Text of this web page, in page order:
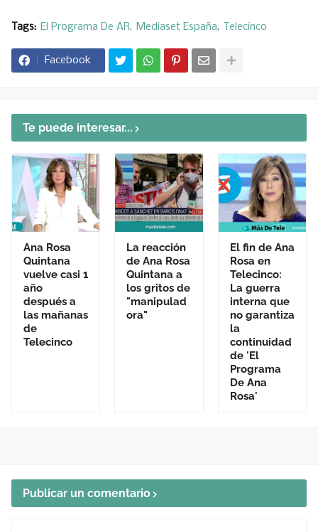
Tags: El Programa De AR Mediaset España Telecinco
Facebook
Te puede interesar...
Ana Rosa
Quintana
vuelve casi 1
año
después a
las mañanas
de
Telecinco
La reacción
de Ana Rosa
Quintana a
los gritos de
"manipulad
ora"
El fin de Ana
Rosa en
Telecinco:
La guerra
interna que
no garantiza
la
continuidad
de 'El
Programa
De Ana
Rosa'
Publicar un comentario